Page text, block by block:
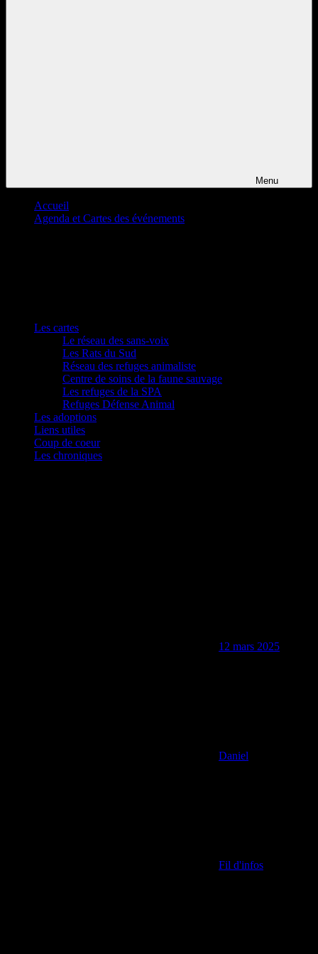
Menu
Accueil
Agenda et Cartes des événements
Les cartes
Le réseau des sans-voix
Les Rats du Sud
Réseau des refuges animaliste
Centre de soins de la faune sauvage
Les refuges de la SPA
Refuges Défense Animal
Les adoptions
Liens utiles
Coup de coeur
Les chroniques
12 mars 2025
Daniel
Fil d'infos